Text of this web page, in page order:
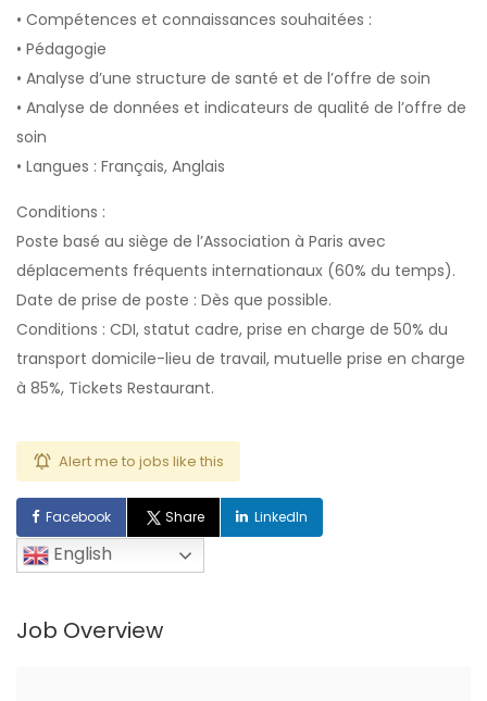
• Compétences et connaissances souhaitées :
• Pédagogie
• Analyse d’une structure de santé et de l’offre de soin
• Analyse de données et indicateurs de qualité de l’offre de
soin
• Langues : Français, Anglais
Conditions :
Poste basé au siège de l’Association à Paris avec
déplacements fréquents internationaux (60% du temps).
Date de prise de poste : Dès que possible.
Conditions : CDI, statut cadre, prise en charge de 50% du
transport domicile-lieu de travail, mutuelle prise en charge
à 85%, Tickets Restaurant.
Alert me to jobs like this
Facebook Share LinkedIn
English
Job Overview